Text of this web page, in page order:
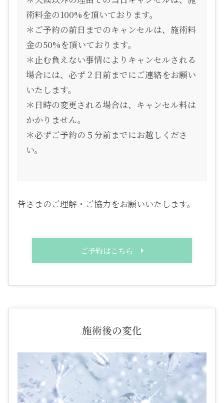
術料金の100%を頂いております。
＊ご予約の前日までのキャンセルは、施術料
金の50%を頂いております。
＊止む負えない事情によりキャンセルされる
場合には、必ず２日前までにご連絡をお願い
いたします。
＊日時の変更される場合は、キャンセル料は
かかりません。
＊必ずご予約の５分前までにお越しくださ
い。
皆さまのご理解・ご協力をお願いいたします。
ご予約はこちら
施術後の変化